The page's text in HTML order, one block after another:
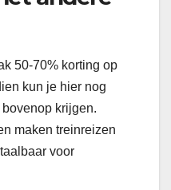
50-70% korting op
kun je hier nog
krijgen.
maken treinreizen
voor